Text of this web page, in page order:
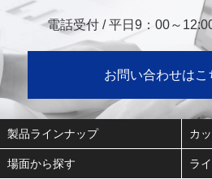
電話受付 / 平日9：00～
お問い合わせはこ
製品ラインナップ カ
場面から探す ラ